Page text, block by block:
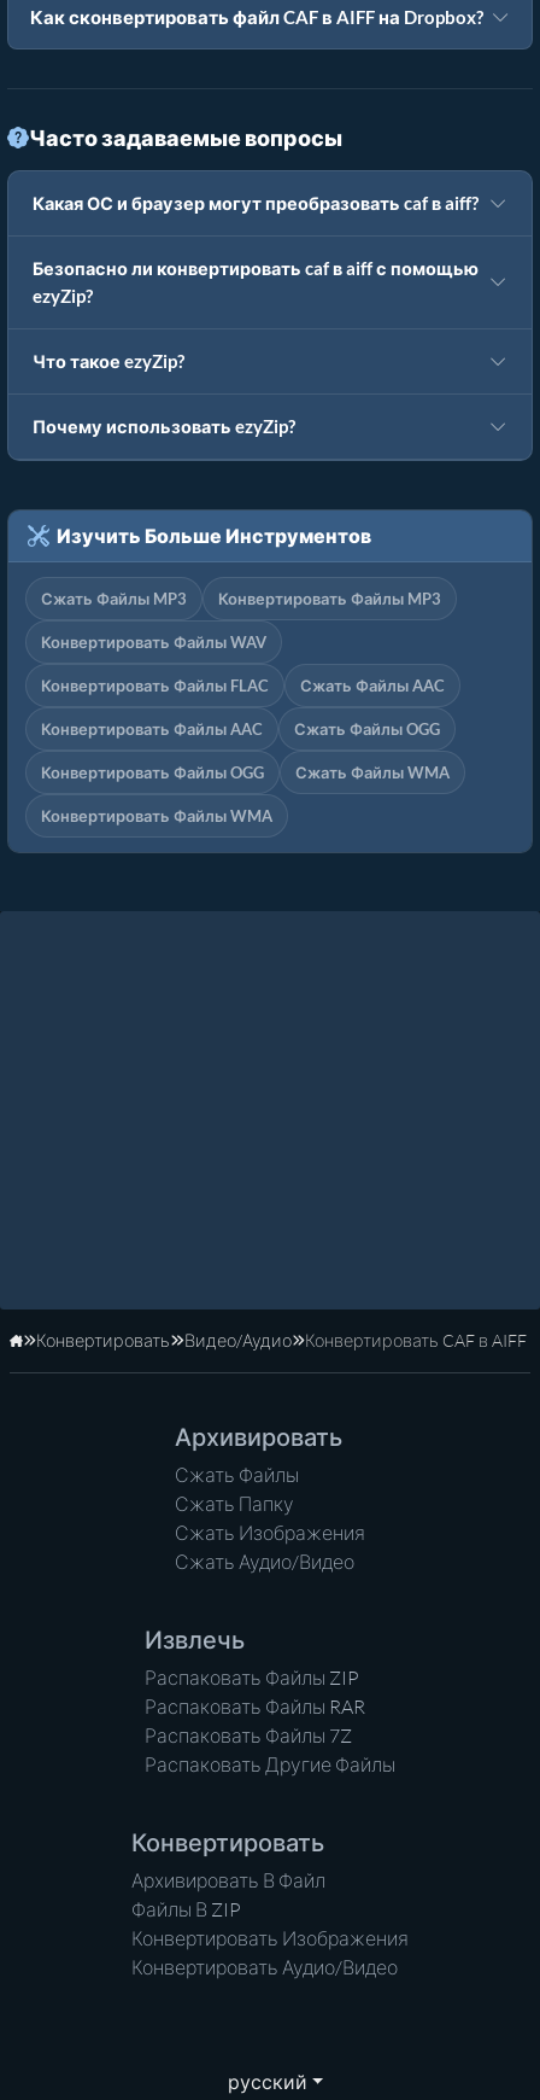
Как сконвертировать файл CAF в AIFF на Dropbox?
Часто задаваемые вопросы
Какая ОС и браузер могут преобразовать caf в aiff?
Безопасно ли конвертировать caf в aiff с помощью
ezyZip?
Что такое ezyZip?
Почему использовать ezyZip?
Изучить Больше Инструментов
Сжать Файлы MP3 Конвертировать Файлы MP3
Конвертировать Файлы WAV
Конвертировать Файлы FLAC Сжать Файлы AAC
Конвертировать Файлы AAC Сжать Файлы OGG
Конвертировать Файлы OGG Сжать Файлы WMA
Конвертировать Файлы WMA
Главная
Конвертировать Видео/Аудио Конвертировать CAF в AIFF
Архивировать
Сжать Файлы
Сжать Папку
Сжать Изображения
Сжать Аудио/Видео
Извлечь
Распаковать Файлы ZIP
Распаковать Файлы RAR
Распаковать Файлы 7Z
Распаковать Другие Файлы
Конвертировать
Архивировать В Файл
Файлы В ZIP
Конвертировать Изображения
Конвертировать Аудио/Видео
русский